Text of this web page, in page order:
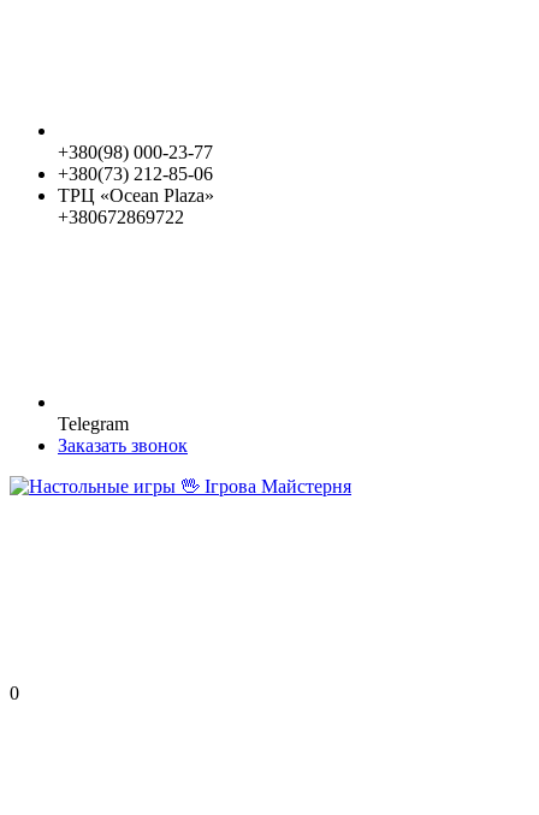
+380(98) 000-23-77
+380(73) 212-85-06
ТРЦ «Ocean Plaza»
+380672869722
Telegram
Заказать звонок
0